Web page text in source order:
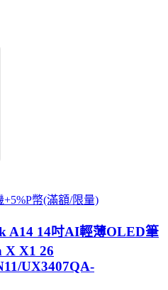
+5%P幣(滿額/限量)
A14 14吋AI輕薄OLED筆
X X1 26
UX3407QA-